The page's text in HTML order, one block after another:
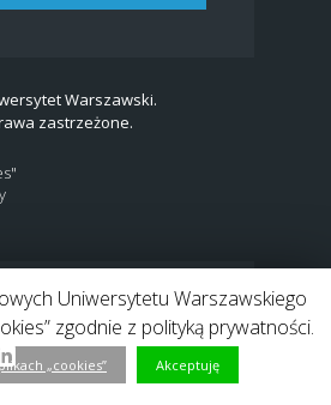
Warszawski.
zastrzeżone.
Facebook
profile
kanału Youtube
do profilu Instagram
Link do profilu LinkedIn
Uniwersytetu Warszawskiego
zgodnie z polityką prywatności.
„cookies” Akceptuję